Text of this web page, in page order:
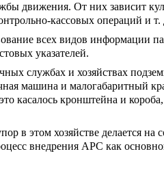
движения. От них зависит
кассовых операций и т.
всех видов
указателей.
службах и хозяйствах
машина и малогабаритный
касалось кронштейна и
в этом хозяйстве делается на
внедрения АРС как